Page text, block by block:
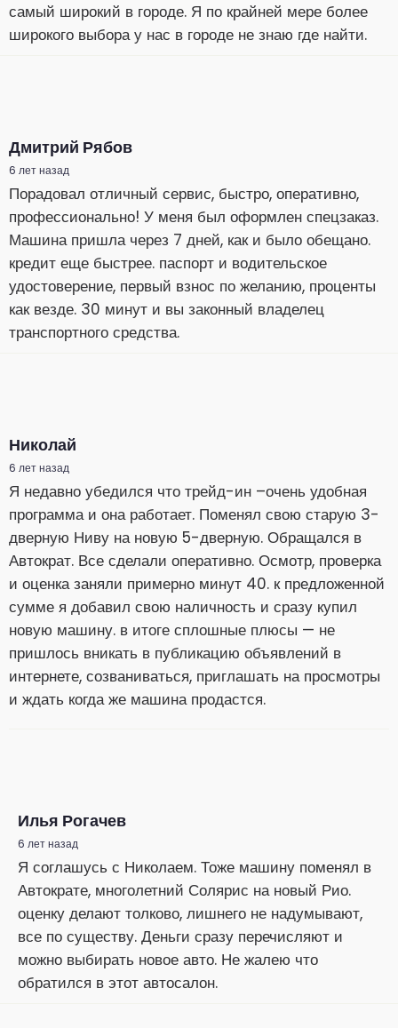
самый широкий в городе. Я по крайней мере более
широкого выбора у нас в городе не знаю где найти.
Дмитрий Рябов
6 лет назад
Порадовал отличный сервис, быстро, оперативно,
профессионально! У меня был оформлен спецзаказ.
Машина пришла через 7 дней, как и было обещано.
кредит еще быстрее. паспорт и водительское
удостоверение, первый взнос по желанию, проценты
как везде. 30 минут и вы законный владелец
транспортного средства.
Николай
6 лет назад
Я недавно убедился что трейд-ин –очень удобная
программа и она работает. Поменял свою старую 3-
дверную Ниву на новую 5-дверную. Обращался в
Автократ. Все сделали оперативно. Осмотр, проверка
и оценка заняли примерно минут 40. к предложенной
сумме я добавил свою наличность и сразу купил
новую машину. в итоге сплошные плюсы — не
пришлось вникать в публикацию объявлений в
интернете, созваниваться, приглашать на просмотры
и ждать когда же машина продастся.
Илья Рогачев
6 лет назад
Я соглашусь с Николаем. Тоже машину поменял в
Автократе, многолетний Солярис на новый Рио.
оценку делают толково, лишнего не надумывают,
все по существу. Деньги сразу перечисляют и
можно выбирать новое авто. Не жалею что
обратился в этот автосалон.